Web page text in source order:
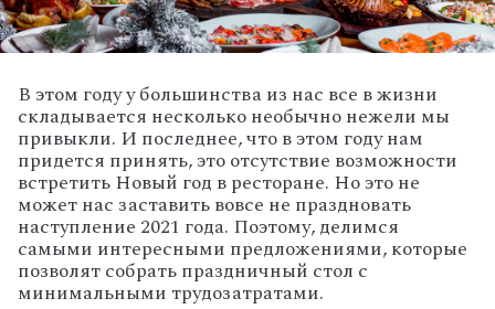
В этом году у большинства из нас все в жизни
складывается несколько необычно нежели мы
привыкли. И последнее, что в этом году нам
придется принять, это отсутствие возможности
встретить Новый год в ресторане. Но это не
может нас заставить вовсе не праздновать
наступление 2021 года. Поэтому, делимся
самыми интересными предложениями, которые
позволят собрать праздничный стол с
минимальными трудозатратами.